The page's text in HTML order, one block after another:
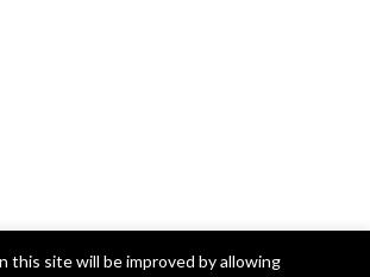
this site will be improved by allowing